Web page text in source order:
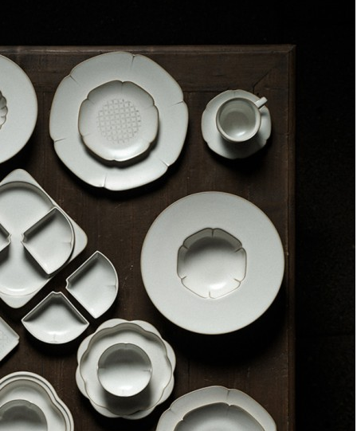
Быстрый просмотр
9 200 ₽
Набор креманок luca, 200 мл, 2 шт (72941)
Быстрый просмотр
9 200₽
Скидка!
Часы настенные цвет чёрный/золото d51см (TT-
00008943)